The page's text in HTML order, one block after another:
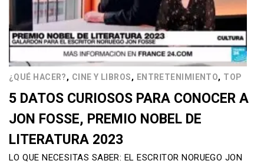
¿QUÉ HACER?, CINE Y LIBROS, ENTRETENIMIENTO, TOP
5 DATOS CURIOSOS PARA CONOCER A
JON FOSSE, PREMIO NOBEL DE
LITERATURA 2023
LO QUE NECESITAS SABER: EL ESCRITOR NORUEGO JON